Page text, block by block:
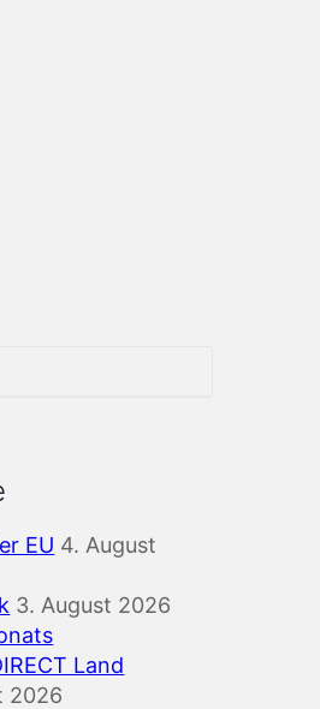
EU 4. August
3. August 2026
Land
2026